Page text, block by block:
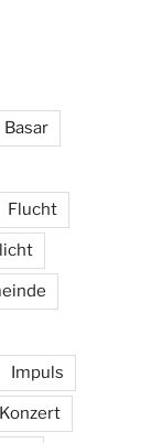
Basar
Flucht
Impuls
Konzert